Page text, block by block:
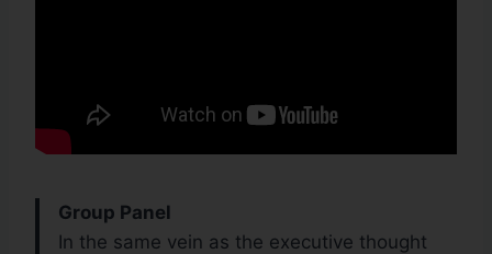
Group Panel
In the same vein as the executive thought